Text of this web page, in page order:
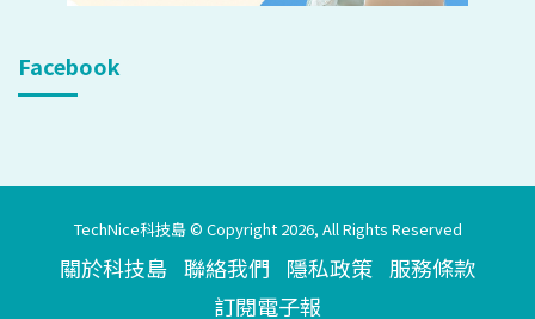
Facebook
TechNice科技島 © Copyright 2026, All Rights Reserved
關於科技島 聯絡我們 隱私政策 服務條款
訂閱電子報